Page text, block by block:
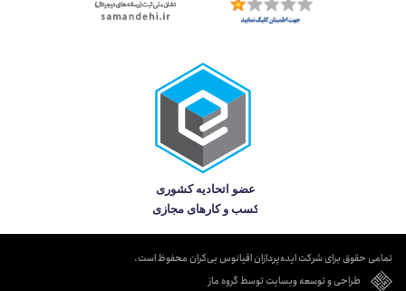
تمامی حقوق برای شرکت ایده‌پردازان اقیانوس بی‌کران محفوظ است.
طراحی و توسعه وبسایت توسط گروه ماز